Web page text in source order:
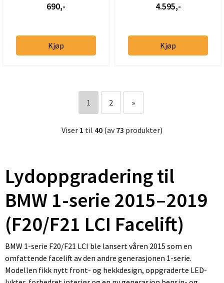
690,-
Kjøp
4.595,-
Kjøp
1 2 »
Viser 1 til 40 (av73 produkter)
Lydoppgradering til
BMW 1-serie 2015–2019
(F20/F21 LCI Facelift)
BMW 1-serie F20/F21 LCI ble lansert våren 2015 som en
omfattende facelift av den andre generasjonen 1-serie.
Modellen fikk nytt front- og hekkdesign, oppgraderte LED-